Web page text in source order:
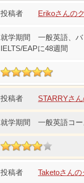
Erikoさんの
一般英語、
IELTS/EAPに48週間
STARRYさ
一般英語コ
Taketoさん